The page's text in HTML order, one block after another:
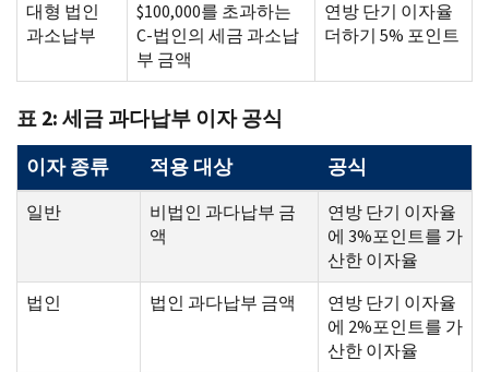
대형 법인
과소납부
$100,000를 초과하는
C-법인의 세금 과소납
부 금액
연방 단기 이자율
더하기 5% 포인트
표 2: 세금 과다납부 이자 공식
이자 종류 적용 대상 공식
일반
비법인 과다납부 금
액
연방 단기 이자율
에 3%포인트를 가
산한 이자율
법인
법인 과다납부 금액
연방 단기 이자율
에 2%포인트를 가
산한 이자율